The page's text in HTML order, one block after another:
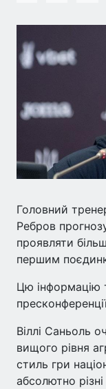
Головний
Ребров
проявляти
першим
Цю інформацію
Віллі Саньоль
вищого рівня
стиль гри
абсолютно